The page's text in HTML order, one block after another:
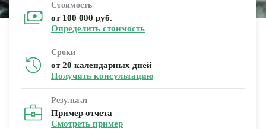
Стоимость
от 100 000 руб.
Определить стоимость
Сроки
от 20 календарных дней
Получить консультацию
Результат
Пример отчета
Смотреть пример